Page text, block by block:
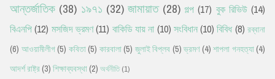
আন্তর্জাতিক (38) ১৯৭১ (32) জামায়াত (28) গল্প (17) বুক রিভিউ (14)
বিএনপি(12) মসজিদ ভ্রমণ(11) বাকিডি যায় না (10) সংবিধান(10) বিবিধ (8) রব্বানা
(6) আওয়ামীলীগ (5) কবিতা (5) কারবালা (5) জুলাই বিপ্লব (5) ভ্রমণ (4) শাপলা গনহত্যা (4)
আদর্শ রাষ্ট্র (3) শিক্ষাব্যবস্থা (2) অর্থনীতি (1)